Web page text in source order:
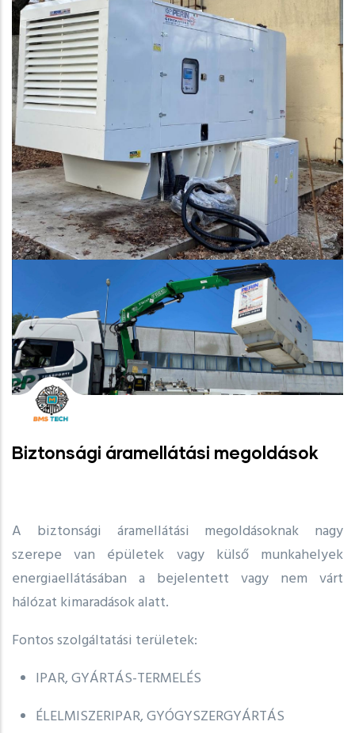
Biztonsági áramellátási megoldások
A biztonsági áramellátási megoldásoknak nagy
szerepe van épületek vagy külső munkahelyek
energiaellátásában a bejelentett vagy nem várt
hálózat kimaradások alatt.
Fontos szolgáltatási területek:
IPAR, GYÁRTÁS-TERMELÉS
ÉLELMISZERIPAR, GYÓGYSZERGYÁRTÁS